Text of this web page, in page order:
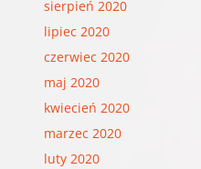
sierpień 2020
lipiec 2020
czerwiec 2020
maj 2020
kwiecień 2020
marzec 2020
luty 2020